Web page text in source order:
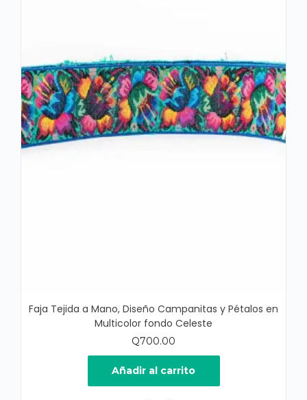
Faja Tejida a Mano, Diseño Campanitas y Pétalos en
Multicolor fondo Celeste
Q700.00
Añadir al carrito